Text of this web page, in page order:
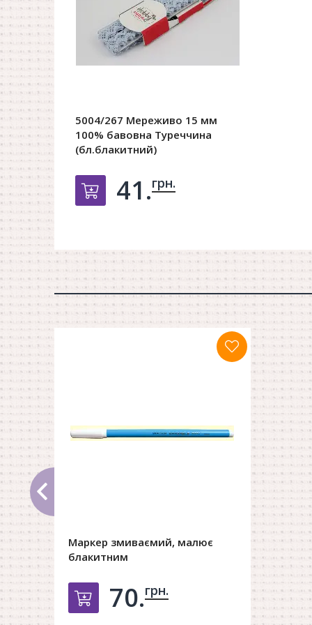
5004/267 Мереживо 15 мм
100% бавовна Туреччина
(бл.блакитний)
Добавить в корзину
41.грн.
Маркер змиваємий, малює
блакитним
Добавить в корзину
70.грн.